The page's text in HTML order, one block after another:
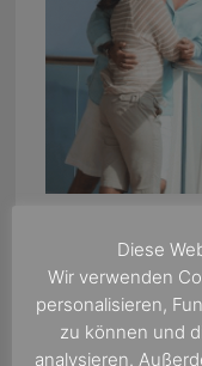
Diese
Wir verwenden
personalisieren,
zu können und
analysieren.